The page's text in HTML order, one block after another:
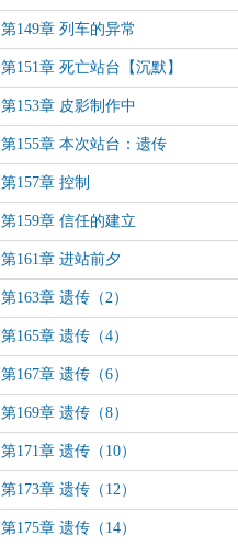
第149章 列车的异常
第151章 死亡站台【沉默】
第153章 皮影制作中
第155章 本次站台：遗传
第157章 控制
第159章 信任的建立
第161章 进站前夕
第163章 遗传（2）
第165章 遗传（4）
第167章 遗传（6）
第169章 遗传（8）
第171章 遗传（10）
第173章 遗传（12）
第175章 遗传（14）